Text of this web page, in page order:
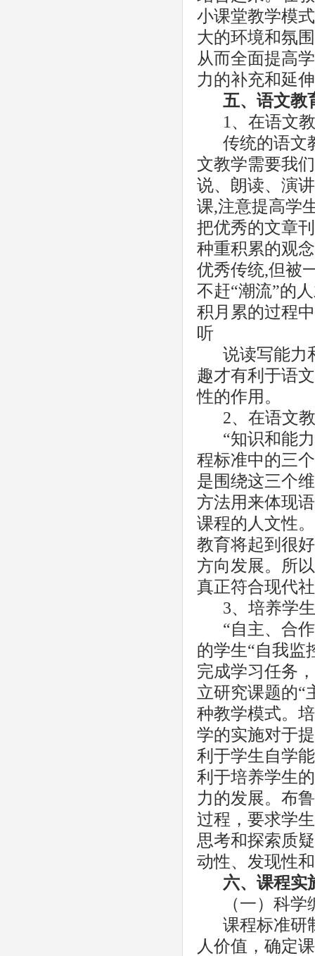
小课堂教学模
大的环境和氛
从而全面提高
力的补充和延伸
五、语文教
1、在语文
传统的语文
文教学需要我
说、朗读、演
课,注意提高学
把优秀的文章
种重积累的观
优秀传统,但被
不赶“潮流”的
积月累的过程
听
说读写能力
趣才有利于语
性的作用。
2、在语文
“知识和能
程标准中的三
是围绕这三个
方法用来体现
课程的人文性
教育将起到很
方向发展。所
真正符合现代
3、培养学
“自主、合
的学生“自我监
完成学习任务
立研究课题的“
种教学模式。
学的实施对于
利于学生自学
利于培养学生
力的发展。布
过程，要求学
思考和探索质
动性、发现性
六、课程实
（一）科
课程标准研
人价值，确定